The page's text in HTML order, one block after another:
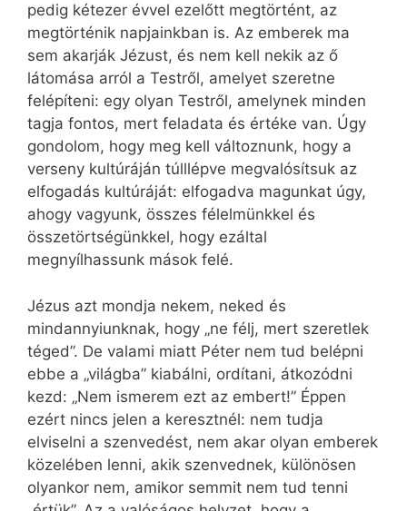
pedig kétezer évvel ezelőtt megtörtént, az
megtörténik napjainkban is. Az emberek ma
sem akarják Jézust, és nem kell nekik az ő
látomása arról a Testről, amelyet szeretne
felépíteni: egy olyan Testről, amelynek minden
tagja fontos, mert feladata és értéke van. Úgy
gondolom, hogy meg kell változnunk, hogy a
verseny kultúráján túlllépve megvalósítsuk az
elfogadás kultúráját: elfogadva magunkat úgy,
ahogy vagyunk, összes félelmünkkel és
összetörtségünkkel, hogy ezáltal
megnyílhassunk mások felé.
Jézus azt mondja nekem, neked és
mindannyiunknak, hogy „ne félj, mert szeretlek
téged”. De valami miatt Péter nem tud belépni
ebbe a „világba” kiabálni, ordítani, átkozódni
kezd: „Nem ismerem ezt az embert!” Éppen
ezért nincs jelen a keresztnél: nem tudja
elviselni a szenvedést, nem akar olyan emberek
közelében lenni, akik szenvednek, különösen
olyankor nem, amikor semmit nem tud tenni